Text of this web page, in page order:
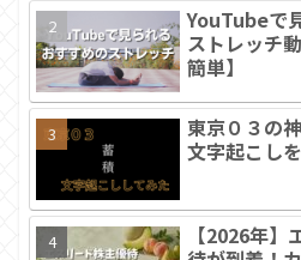
YouTubeで
ストレッチ
簡単】
東京０３の
文字起こし
【2026年